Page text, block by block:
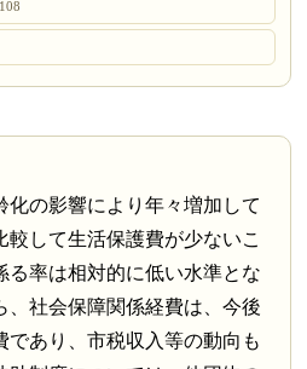
化の影響により年々増加して
して生活保護費が少ないこ
る率は相対的に低い水準とな
、社会保障関係経費は、今後
であり、市税収入等の動向も